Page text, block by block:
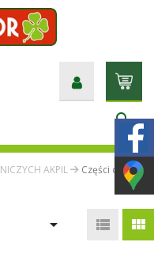
search
AKPIL
Części do
  